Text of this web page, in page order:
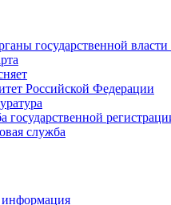
государственной
Российской Федерации
государственной
служба
информация